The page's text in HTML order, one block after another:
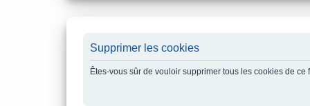
Supprimer les cookies
Êtes-vous sûr de vouloir supprimer tous les cookies de ce